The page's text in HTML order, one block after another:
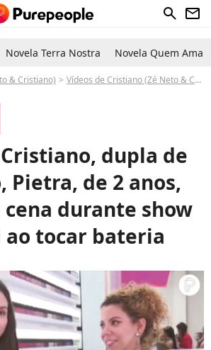
search newsletter
Novela Terra Nostra Novela Quem Ama
& Cristiano) Vídeos de Cristiano (Zé Neto & Cristiano)
dupla de
Pietra, de 2 anos,
durante show
ao tocar bateria